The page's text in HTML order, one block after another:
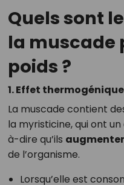
Quels sont
la muscade
poids ?
1. Effet
La muscade contient
la myristicine, qui ont
à-dire qu’ils
de l’organisme.
Lorsqu’elle est